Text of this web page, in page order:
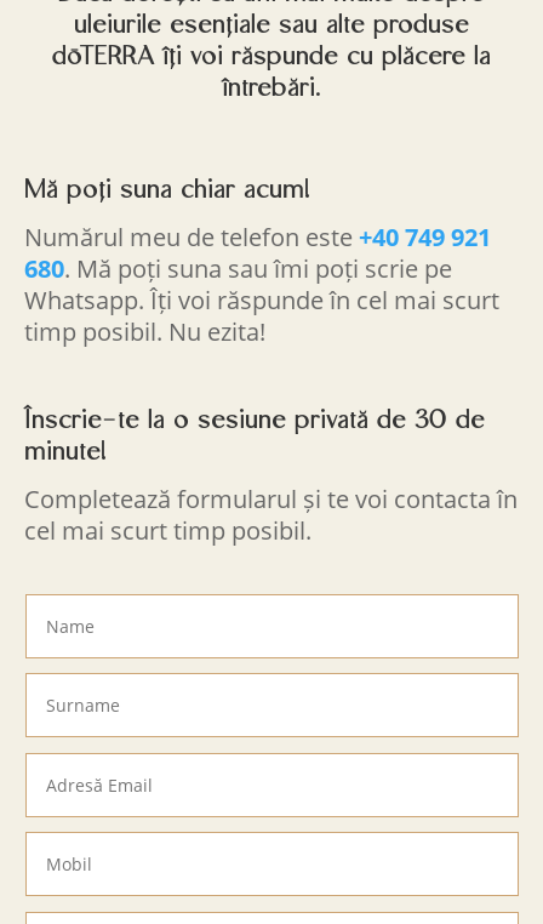
uleiurile esențiale sau alte produse
dōTERRA îți voi răspunde cu plăcere la
întrebări.
Mă poți suna chiar acum!
Numărul meu de telefon este+40 749 921
680. Mă poți suna sau îmi poți scrie pe
Whatsapp. Îți voi răspunde în cel mai scurt
timp posibil. Nu ezita!
Înscrie-te la o sesiune privată de 30 de
minute!
Completează formularul și te voi contacta în
cel mai scurt timp posibil.